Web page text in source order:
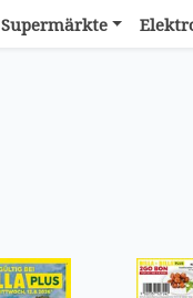
Supermärkte